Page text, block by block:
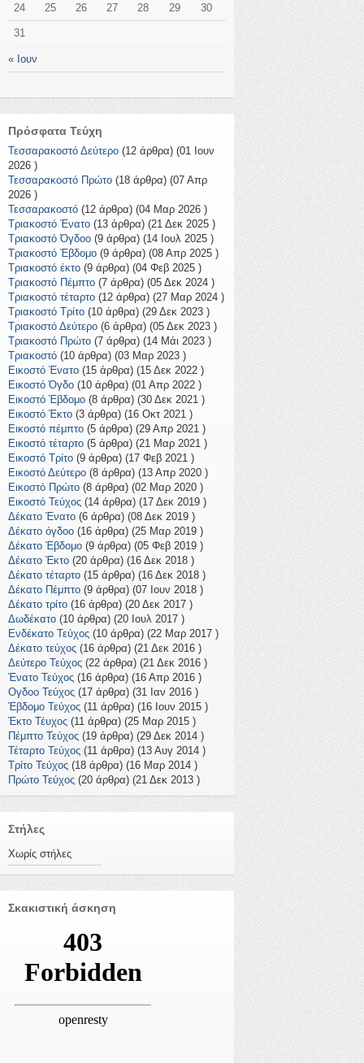
« Ιουν
24 25 26 27 28 29 30
31
Πρόσφατα Τεύχη
Τεσσαρακοστό Δεύτερο (12 άρθρα) (01 Ιουν
2026 )
Τεσσαρακοστό Πρώτο (18 άρθρα) (07 Απρ
2026 )
Τεσσαρακοστό (12 άρθρα) (04 Μαρ 2026 )
Τριακοστό Ένατο (13 άρθρα) (21 Δεκ 2025 )
Τριακοστό Όγδοο (9 άρθρα) (14 Ιουλ 2025 )
Τριακοστό Έβδομο (9 άρθρα) (08 Απρ 2025 )
Τριακοστό έκτο (9 άρθρα) (04 Φεβ 2025 )
Τριακοστό Πέμπτο (7 άρθρα) (05 Δεκ 2024 )
Τριακοστό τέταρτο (12 άρθρα) (27 Μαρ 2024 )
Τριακοστό Τρίτο (10 άρθρα) (29 Δεκ 2023 )
Τριακοστό Δεύτερο (6 άρθρα) (05 Δεκ 2023 )
Τριακοστό Πρώτο (7 άρθρα) (14 Μάι 2023 )
Τριακοστό (10 άρθρα) (03 Μαρ 2023 )
Εικοστό Ένατο (15 άρθρα) (15 Δεκ 2022 )
Εικοστό Όγδο (10 άρθρα) (01 Απρ 2022 )
Εικοστό Έβδομο (8 άρθρα) (30 Δεκ 2021 )
Εικοστό Έκτο (3 άρθρα) (16 Οκτ 2021 )
Εικοστό πέμπτο (5 άρθρα) (29 Απρ 2021 )
Εικοστό τέταρτο (5 άρθρα) (21 Μαρ 2021 )
Εικοστό Τρίτο (9 άρθρα) (17 Φεβ 2021 )
Εικοστό Δεύτερο (8 άρθρα) (13 Απρ 2020 )
Εικοστό Πρώτο (8 άρθρα) (02 Μαρ 2020 )
Εικοστό Τεύχος (14 άρθρα) (17 Δεκ 2019 )
Δέκατο Ένατο (6 άρθρα) (08 Δεκ 2019 )
Δέκατο όγδοο (16 άρθρα) (25 Μαρ 2019 )
Δέκατο Έβδομο (9 άρθρα) (05 Φεβ 2019 )
Δέκατο Έκτο (20 άρθρα) (16 Δεκ 2018 )
Δέκατο τέταρτο (15 άρθρα) (16 Δεκ 2018 )
Δέκατο Πέμπτο (9 άρθρα) (07 Ιουν 2018 )
Δέκατο τρίτο (16 άρθρα) (20 Δεκ 2017 )
Δωδέκατο (10 άρθρα) (20 Ιουλ 2017 )
Ενδέκατο Τεύχος (10 άρθρα) (22 Μαρ 2017 )
Δέκατο τεύχος (16 άρθρα) (21 Δεκ 2016 )
Δεύτερο Τεύχος (22 άρθρα) (21 Δεκ 2016 )
Ένατο Τεύχος (16 άρθρα) (16 Απρ 2016 )
Ογδοο Τεύχος (17 άρθρα) (31 Ιαν 2016 )
Έβδομο Τεύχος (11 άρθρα) (16 Ιουν 2015 )
Έκτο Τέυχος (11 άρθρα) (25 Μαρ 2015 )
Πέμπτο Τεύχος (19 άρθρα) (29 Δεκ 2014 )
Τέταρτο Τεύχος (11 άρθρα) (13 Αυγ 2014 )
Τρίτο Τεύχος (18 άρθρα) (16 Μαρ 2014 )
Πρώτο Τεύχος (20 άρθρα) (21 Δεκ 2013 )
Στήλες
Χωρίς στήλες
Σκακιστική άσκηση